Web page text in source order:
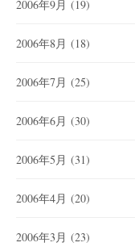
2006年9月 (19)
2006年8月 (18)
2006年7月 (25)
2006年6月 (30)
2006年5月 (31)
2006年4月 (20)
2006年3月 (23)